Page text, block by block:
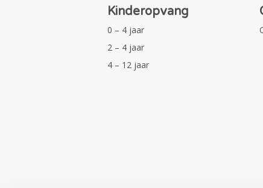
Kinderopvang
0 – 4 jaar
2 – 4 jaar
4 – 12 jaar